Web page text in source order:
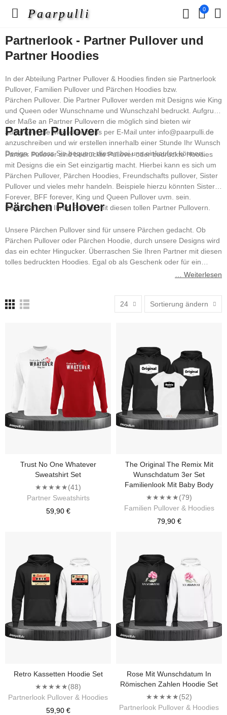
Paarpulli 0
Partnerlook - Partner Pullover und
Partner Hoodies
In der Abteilung Partner Pullover & Hoodies finden sie Partnerlook
Pullover, Familien Pullover und Pärchen Hoodies bzw.
Pärchen Pullover. Die Partner Pullover werden mit Designs wie King
und Queen oder Wunschname und Wunschzahl bedruckt. Aufgrund
der Maße an Partner Pullovern die möglich sind bieten wir
außerdem die Möglichkeit uns per E-Mail unter info@paarpulli.de
anzuschreiben und wir erstellen innerhalb einer Stunde Ihr Wunsch
Design, sodass Sie bequem diesen bei uns einkaufen können.
Partner Pullover
Partner Pullover sind bedruckte Pullover oder bedruckte Hoodies
mit Designs die ein Set einzigartig macht. Hierbei kann es sich um
Pärchen Pullover, Pärchen Hoodies, Freundschafts pullover, Sister
Pullover und vieles mehr handeln. Beispiele hierzu könnten Sister
Forever, BFF forever, King und Queen Pullover uvm. sein.
Begeistern Sie Ihren Partner mit diesen tollen Partner Pullovern.
Pärchen Pullover
Unsere Pärchen Pullover sind für unsere Pärchen gedacht. Ob
Pärchen Pullover oder Pärchen Hoodie, durch unsere Designs wird
das ein echter Hingucker. Überraschen Sie Ihren Partner mit diesen
tolles bedruckten Hoodies. Egal ob als Geschenk oder für ein
… Weiterlesen
24 Sortierung ändern
Trust No One Whatever
Sweatshirt Set
★★★★★(41)
Partner Sweatshirts
59,90 €
The Original The Remix Mit
Wunschdatum 3er Set
Familienlook Mit Baby Body
★★★★★(79)
Familien Pullover & Hoodies
79,90 €
Retro Kassetten Hoodie Set
★★★★★(88)
Partnerlook Pullover & Hoodies
59,90 €
Rose Mit Wunschdatum In
Römischen Zahlen Hoodie Set
★★★★★(52)
Partnerlook Pullover & Hoodies